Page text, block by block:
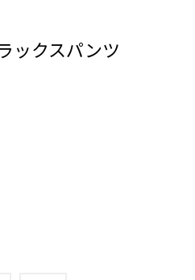
ックスパンツ